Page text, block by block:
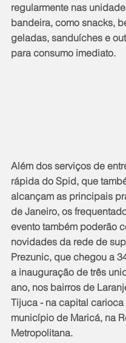
regularmente nas
bandeira, como snacks,
geladas, sanduíches e
para consumo imediato.
Além dos serviços de
rápida do Spid, que
alcançam as principais
de Janeiro, os
evento também poderão
novidades da rede de
Prezunic, que chegou a
a inauguração de três
ano, nos bairros de
Tijuca - na capital carioca
município de Maricá, na
Metropolitana.